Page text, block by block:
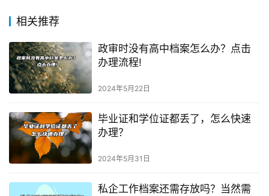
相关推荐
政审时没有高中档案怎么办？点击
办理流程!
2024年5月22日
毕业证和学位证都丢了，怎么快速
办理？
2024年5月31日
私企工作档案还需存放吗？当然需